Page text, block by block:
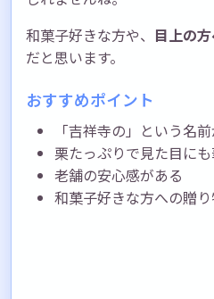
和菓子好きな方や、 目上の
だと思います。
おすすめポイント
「吉祥寺の」という名
栗たっぷりで見た目に
老舗の安心感がある
和菓子好きな方への贈